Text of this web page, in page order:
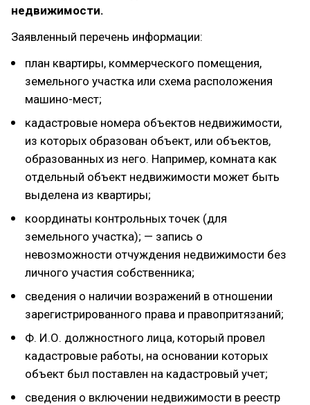
недвижимости.
Заявленный перечень информации:
план квартиры, коммерческого помещения,
земельного участка или схема расположения
машино-мест;
кадастровые номера объектов недвижимости,
из которых образован объект, или объектов,
образованных из него. Например, комната как
отдельный объект недвижимости может быть
выделена из квартиры;
координаты контрольных точек (для
земельного участка); — запись о
невозможности отчуждения недвижимости без
личного участия собственника;
сведения о наличии возражений в отношении
зарегистрированного права и правопритязаний;
Ф. И.О. должностного лица, который провел
кадастровые работы, на основании которых
объект был поставлен на кадастровый учет;
сведения о включении недвижимости в реестр